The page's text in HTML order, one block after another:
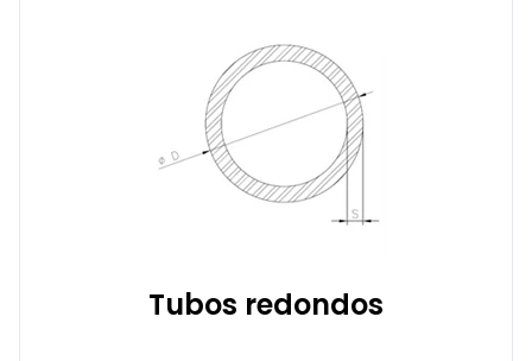
Tubos redondos